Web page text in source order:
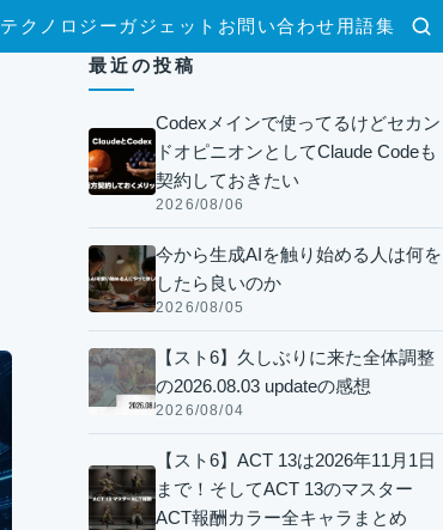
検索
テクノロジー ガジェット お問い合わせ 用語集
最近の投稿
Codexメインで使ってるけどセカン
ドオピニオンとしてClaude Codeも
契約しておきたい
2026/08/06
今から生成AIを触り始める人は何を
したら良いのか
2026/08/05
【スト6】久しぶりに来た全体調整
の2026.08.03 updateの感想
2026/08/04
【スト6】ACT 13は2026年11月1日
まで！そしてACT 13のマスター
ACT報酬カラー全キャラまとめ